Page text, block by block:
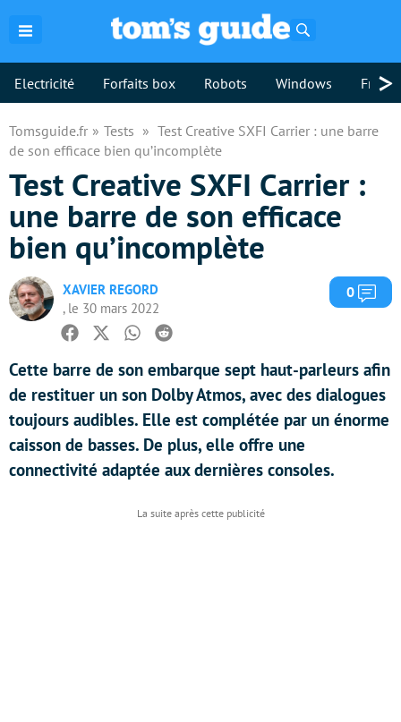
Electricité Forfaits box Robots Windows >
Tomsguide.fr Tests
Test Creative SXFI Carrier : une barre
de son efficace bien qu’incomplète
Test Creative SXFI Carrier :
une barre de son efficace
bien qu’incomplète
XAVIER REGORD
, le 30 mars 2022
0
Facebook
TwitterWhatsapp
Reddit
Cette barre de son embarque sept haut-parleurs afin
de restituer un son Dolby Atmos, avec des dialogues
toujours audibles. Elle est complétée par un énorme
caisson de basses. De plus, elle offre une
connectivité adaptée aux dernières consoles.